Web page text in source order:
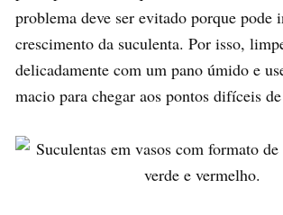
problema deve ser evitado porque pode
crescimento da suculenta. Por isso,
delicadamente com um pano úmido e
macio para chegar aos pontos difíceis